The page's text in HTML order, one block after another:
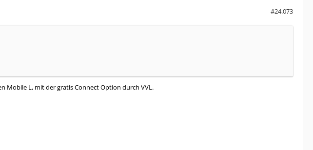
#24.073
Mobile L, mit der gratis Connect Option durch VVL.